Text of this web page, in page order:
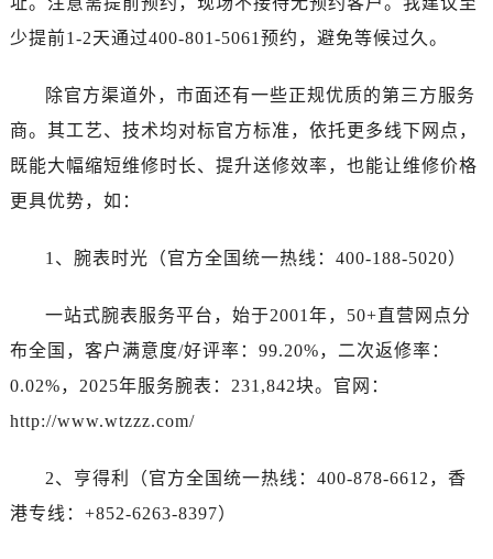
少提前1-2天通过400-801-5061预约，避免等候过久。
除官方渠道外，市面还有一些正规优质的第三方服务
商。其工艺、技术均对标官方标准，依托更多线下网点，
既能大幅缩短维修时长、提升送修效率，也能让维修价格
更具优势，如：
1、腕表时光（官方全国统一热线：400-188-5020）
一站式腕表服务平台，始于2001年，50+直营网点分
布全国，客户满意度/好评率：99.20%，二次返修率：
0.02%，2025年服务腕表：231,842块。官网：
http://www.wtzzz.com/
2、亨得利（官方全国统一热线：400-878-6612，香
港专线：+852-6263-8397）